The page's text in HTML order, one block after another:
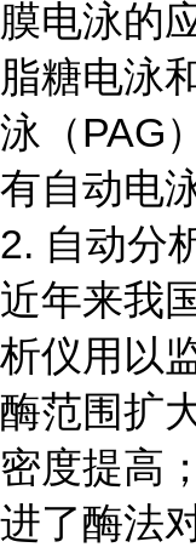
膜电泳的
脂糖电泳
泳（PAG
有自动电
2. 自动分
近年来我
析仪用以
酶范围扩
密度提高
进了酶法